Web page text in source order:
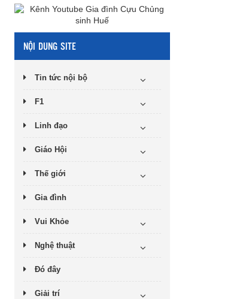
NỘI DUNG SITE
Tin tức nội bộ
F1
Linh đạo
Giáo Hội
Thế giới
Gia đình
Vui Khỏe
Nghệ thuật
Đó đây
Giải trí